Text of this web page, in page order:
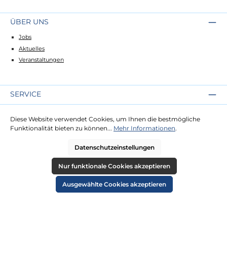
ÜBER UNS
Jobs
Aktuelles
Veranstaltungen
SERVICE
Lieferung
Zahlung
RECHTLICHES
Diese Website verwendet Cookies, um Ihnen die bestmögliche
Funktionalität bieten zu können... Mehr Informationen.
Datenschutzeinstellungen
Nur funktionale Cookies akzeptieren
Ausgewählte Cookies akzeptieren